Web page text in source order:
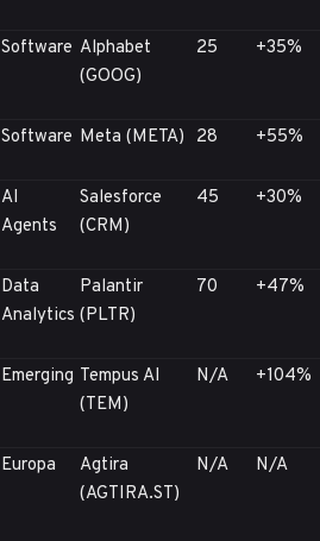
Software Alphabet
(GOOG)
25 +35%
Software Meta (META) 28 +55%
AI
Agents
Salesforce
(CRM)
45 +30%
Data
Analytics
Palantir
(PLTR)
70 +47%
Emerging Tempus AI
(TEM)
N/A +104%
Europa
Agtira
(AGTIRA.ST)
N/A N/A